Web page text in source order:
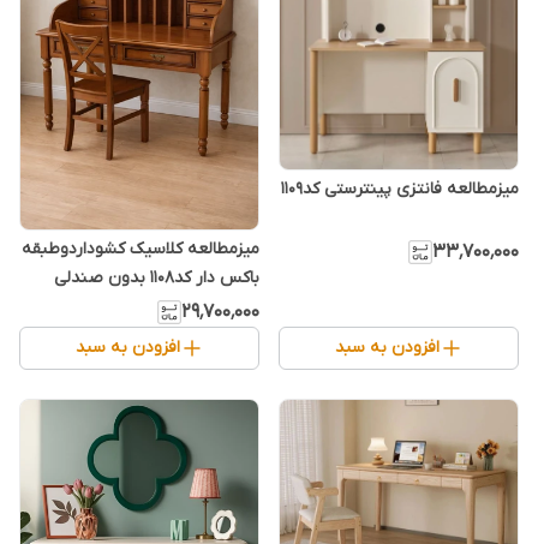
میزمطالعه فانتزی پینترستی کد۱۱۰۹
۳۳٬۷۰۰٬۰۰۰
افزودن به سبد
میزمطالعه کلاسیک کشوداردوطبقه
باکس دار کد۱۱۰۸ بدون صندلی
۲۹٬۷۰۰٬۰۰۰
افزودن به سبد